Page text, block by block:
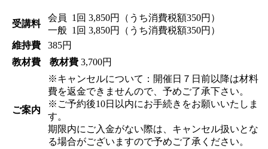
受講料
会員
1回 3,850円（うち消費税額350円）
一般 1回 3,850円（うち消費税額350円）
維持費
385円
教材費
教材費 3,700円
ご案内
※キャンセルについて：開催日７日前以降は材料
費を返金できませんので、予めご了承下さい。
※ご予約後10日以内にお手続きをお願いいたしま
す。
期限内にご入金がない際は、キャンセル扱いとな
る場合がございますので予めご了承ください。